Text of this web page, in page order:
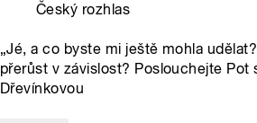
Český rozhlas
„Jé, a co byste mi ještě mohla
přerůst v závislost? Poslouchejte Pot
Dřevínkovou